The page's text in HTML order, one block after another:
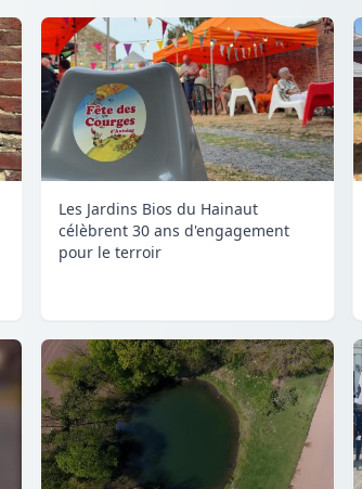
Les Jardins Bios du Hainaut
célèbrent 30 ans d'engagement
pour le terroir